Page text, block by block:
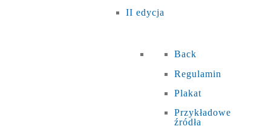
II edycja
Back
Regulamin
Plakat
Przykładowe
źródła